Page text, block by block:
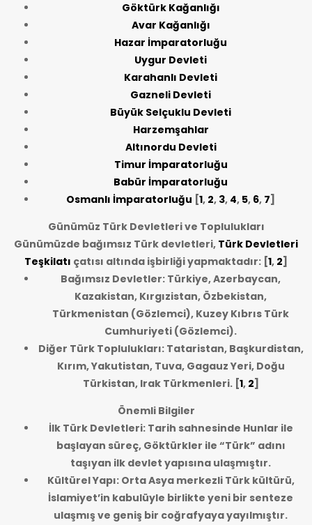
Göktürk Kağanlığı
Avar Kağanlığı
Hazar İmparatorluğu
Uygur Devleti
Karahanlı Devleti
Gazneli Devleti
Büyük Selçuklu Devleti
Harzemşahlar
Altınordu Devleti
Timur İmparatorluğu
Babür İmparatorluğu
Osmanlı İmparatorluğu [1, 2, 3, 4, 5, 6, 7]
Günümüz Türk Devletleri ve Toplulukları
Günümüzde bağımsız Türk devletleri, Türk Devletleri
Teşkilatı çatısı altında işbirliği yapmaktadır: [1, 2]
Bağımsız Devletler: Türkiye, Azerbaycan,
Kazakistan, Kırgızistan, Özbekistan,
Türkmenistan (Gözlemci), Kuzey Kıbrıs Türk
Cumhuriyeti (Gözlemci).
Diğer Türk Toplulukları: Tataristan, Başkurdistan,
Kırım, Yakutistan, Tuva, Gagauz Yeri, Doğu
Türkistan, Irak Türkmenleri.[1, 2]
Önemli Bilgiler
İlk Türk Devletleri: Tarih sahnesinde Hunlar ile
başlayan süreç, Göktürkler ile “Türk” adını
taşıyan ilk devlet yapısına ulaşmıştır.
Kültürel Yapı: Orta Asya merkezli Türk kültürü,
İslamiyet’in kabulüyle birlikte yeni bir senteze
ulaşmış ve geniş bir coğrafyaya yayılmıştır.